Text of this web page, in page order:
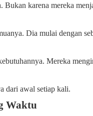
karena mereka
Dia mulai dengan
Mereka
dari awal setiap kali.
Waktu